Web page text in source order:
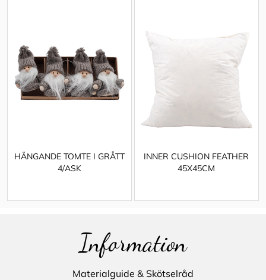
HÄNGANDE TOMTE I GRÅTT
4/ASK
INNER CUSHION FEATHER
45X45CM
Information
Materialguide & Skötselråd